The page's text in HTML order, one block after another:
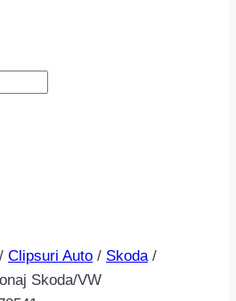
/ Clipsuri Auto / Skoda /
Skoda/VW